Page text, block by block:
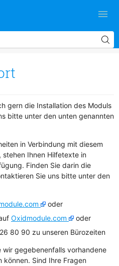
gern die Installation des Moduls
bitte unter den unten genannten
in Verbindung mit diesem
stehen Ihnen Hilfetexte in
Finden Sie darin die
Sie uns bitte unter den
oder
Oxidmodule.com
oder
80 90 zu unseren Bürozeiten
gegebenenfalls vorhandene
können. Sind Ihre Fragen